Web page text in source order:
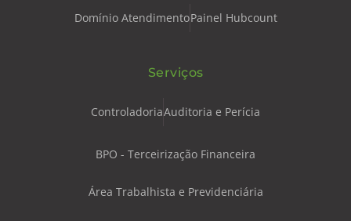
Domínio AtendimentoPainel Hubcount
Serviços
ControladoriaAuditoria e Perícia
BPO - Terceirização Financeira
Área Trabalhista e Previdenciária